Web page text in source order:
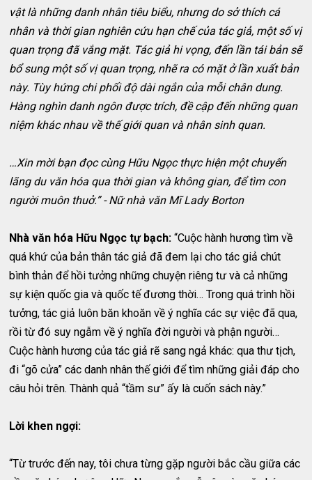
vật là những danh nhân tiêu biểu, nhưng do sở thích cá
nhân và thời gian nghiên cứu hạn chế của tác giả, một số vị
quan trọng đã vắng mặt. Tác giả hi vọng, đến lần tái bản sẽ
bổ sung một số vị quan trọng, nhẽ ra có mặt ở lần xuất bản
này. Tùy hứng chi phối độ dài ngắn của mỗi chân dung.
Hàng nghìn danh ngôn được trích, đề cập đến những quan
niệm khác nhau về thế giới quan và nhân sinh quan.
…Xin mời bạn đọc cùng Hữu Ngọc thực hiện một chuyến
lãng du văn hóa qua thời gian và không gian, để tìm con
người muôn thuở.” - Nữ nhà văn Mĩ Lady Borton
Nhà văn hóa Hữu Ngọc tự bạch: “Cuộc hành hương tìm về
quá khứ của bản thân tác giả đã đem lại cho tác giả chút
bình thản để hồi tưởng những chuyện riêng tư và cả những
sự kiện quốc gia và quốc tế đương thời… Trong quá trình hồi
tưởng, tác giả luôn băn khoăn về ý nghĩa các sự việc đã qua,
rồi từ đó suy ngẫm về ý nghĩa đời người và phận người…
Cuộc hành hương của tác giả rẽ sang ngả khác: qua thư tịch,
đi “gõ cửa” các danh nhân thế giới để tìm những giải đáp cho
câu hỏi trên. Thành quả “tầm sư” ấy là cuốn sách này.”
Lời khen ngợi:
“Từ trước đến nay, tôi chưa từng gặp người bắc cầu giữa các